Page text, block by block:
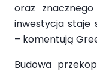
oraz
inwestycja staje
– komentują
Budowa